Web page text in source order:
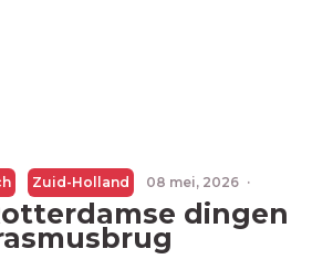
Zuid-Holland 08 mei, 2026 ·
dingen